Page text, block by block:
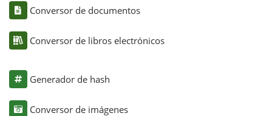
Conversor de documentos
Conversor de libros electrónicos
Generador de hash
Conversor de imágenes